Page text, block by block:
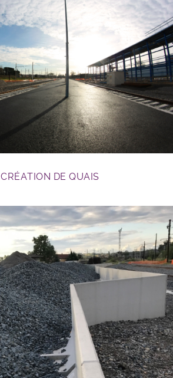
GC ferroviaire
CRÉATION DE QUAIS
GC ferroviaire